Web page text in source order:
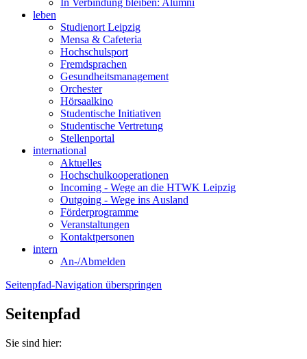
In Verbindung bleiben: Alumni
leben
Studienort Leipzig
Mensa & Cafeteria
Hochschulsport
Fremdsprachen
Gesundheitsmanagement
Orchester
Hörsaalkino
Studentische Initiativen
Studentische Vertretung
Stellenportal
international
Aktuelles
Hochschulkooperationen
Incoming - Wege an die HTWK Leipzig
Outgoing - Wege ins Ausland
Förderprogramme
Veranstaltungen
Kontaktpersonen
intern
An-/Abmelden
Seitenpfad-Navigation überspringen
Seitenpfad
Sie sind hier: